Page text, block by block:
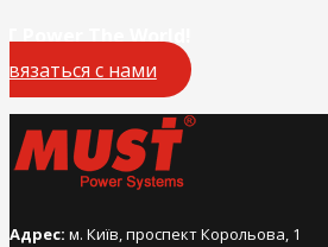
Power The World!
с нами
Адрес: м. Київ, проспект Корольова, 1